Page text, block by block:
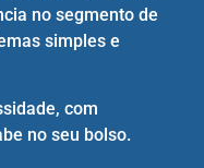
no segmento de
simples e
com
no seu bolso.